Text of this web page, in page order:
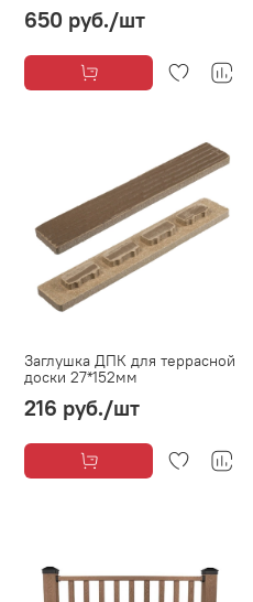
650 руб./шт
Заглушка ДПК для террасной
доски 27*152мм
216 руб./шт